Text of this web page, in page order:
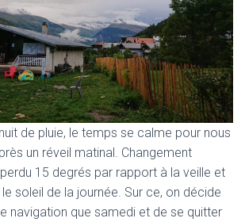
de pluie, le temps se calme pour nous
un réveil matinal. Changement
15 degrés par rapport à la veille et
soleil de la journée. Sur ce, on décide
navigation que samedi et de se quitter